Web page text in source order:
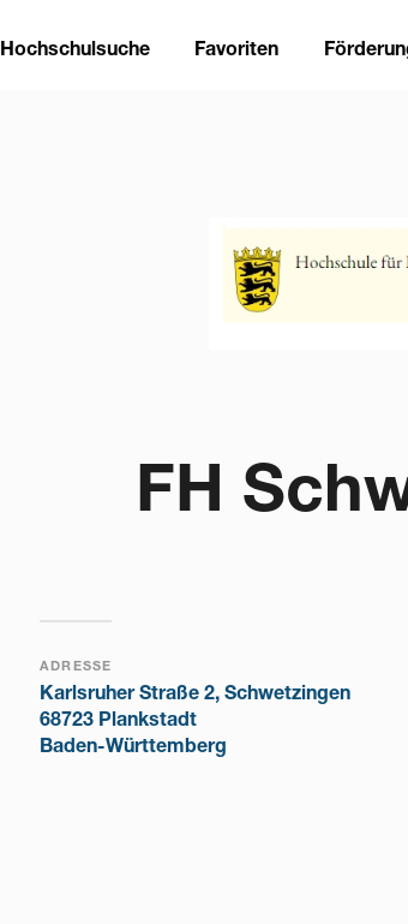
Main
Hochschulsuche Favoriten
FH
ADRESSE
Karlsruher Straße 2, Schwetzingen
68723 Plankstadt
Baden-Württemberg